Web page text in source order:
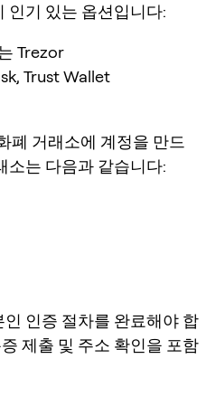
인기 있는 옵션입니다:
Trezor
Trust Wallet
폐 거래소에 계정을 만드
소는 다음과 같습니다:
인증 절차를 완료해야 합
제출 및 주소 확인을 포함